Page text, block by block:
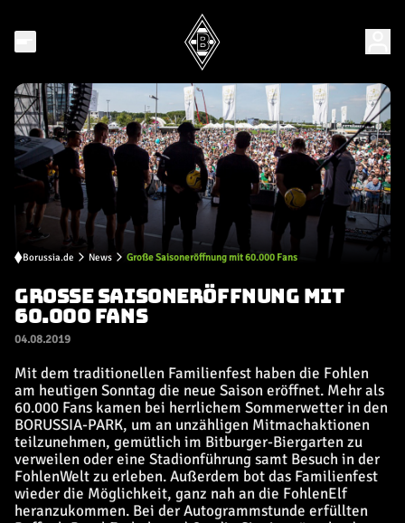
Borussia.de News Große Saisoneröffnung mit 60.000 Fans
GROSSE SAISONERÖFFNUNG MIT 6
0.000 FANS
04.08.2019
Mit dem traditionellen Familienfest haben die Fohlen
am heutigen Sonntag die neue Saison eröffnet. Mehr als
60.000 Fans kamen bei herrlichem Sommerwetter in den
BORUSSIA-PARK, um an unzähligen Mitmachaktionen
teilzunehmen, gemütlich im Bitburger-Biergarten zu
verweilen oder eine Stadionführung samt Besuch in der
FohlenWelt zu erleben. Außerdem bot das Familienfest
wieder die Möglichkeit, ganz nah an die FohlenElf
heranzukommen. Bei der Autogrammstunde erfüllten